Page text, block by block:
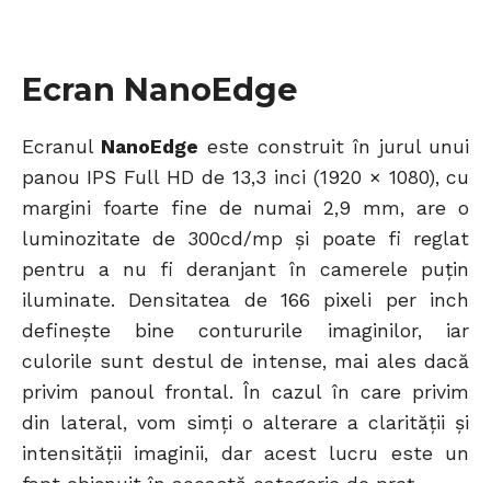
Ecran NanoEdge
Ecranul NanoEdge este construit în jurul unui
panou IPS Full HD de 13,3 inci (1920 × 1080), cu
margini foarte fine de numai 2,9 mm, are o
luminozitate de 300cd/mp și poate fi reglat
pentru a nu fi deranjant în camerele puțin
iluminate. Densitatea de 166 pixeli per inch
definește bine contururile imaginilor, iar
culorile sunt destul de intense, mai ales dacă
privim panoul frontal. În cazul în care privim
din lateral, vom simți o alterare a clarității și
intensității imaginii, dar acest lucru este un